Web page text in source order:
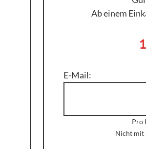
Ab einem
E-Mail:
Pro
Nicht mit